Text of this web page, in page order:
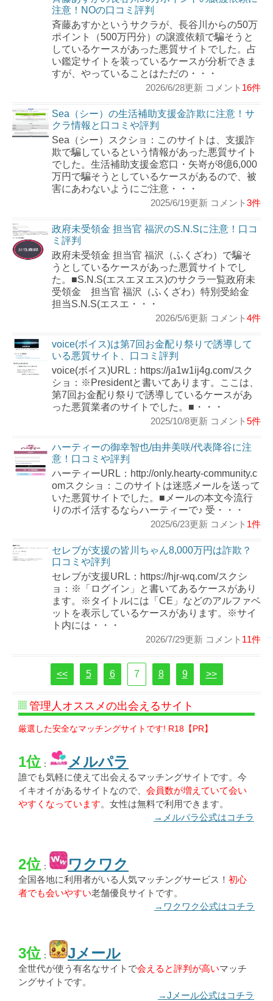
注意！NOの口コミ評判
斉藤あすかというサクラが、長谷川からの50万
ポイント（500万円分）の譲渡依頼で騙そうと
しているケースがあった悪質サイトでした。占
い鑑定サイトを装っているケースが分析できま
すが、やっていることはただの・・・
2026/6/28更新 コメント 16件
Sea（シー）の生活補助支援金詐欺に注意！サ
クラ情報と口コミや評判
Sea（シー）スクショ：このサイトは、支援詐
欺で騙しているという情報があった悪質サイト
でした。生活補助支援金窓口・矢嵜が8億6,000
万円で騙そうとしているケースがあるので、被
害にあわないようにご注意・・・
2025/6/19更新 コメント 3件
政府未受領金 担当官 福沢のS.N.Sに注意！口コ
ミ評判
政府未受領金 担当官 福沢（ふくざわ）で騙そ
うとしているケースがあった悪質サイトでし
た。■S.N.S(エスエヌエス)のサクラ一覧政府未
受領金 担当官 福沢（ふくざわ）特別受給金
担当S.N.S(エスエ・・・
2026/5/6更新 コメント 4件
voice(ボイス)は第7回お金配り祭りで誘導して
いる悪質サイト、口コミ評判
voice(ボイス)URL：https://ja1w1ij4g.com/スク
ショ：※Presidentと書いてあります。ここは、
第7回お金配り祭りで誘導しているケースがあ
った悪質業者のサイトでした。■・・・
2025/10/8更新 コメント 5件
ハーティーの御幸智也/由井美咲/代表降谷に注
意！口コミや評判
ハーティーURL：http://only.hearty-community.c
omスクショ：このサイトは迷惑メールを送って
いた悪質サイトでした。■メールの本文今流行
りのポイ活するならハーティーで♪ 受・・・
2025/6/23更新 コメント 1件
セレブが支援の皆川ちゃん8,000万円は詐欺？
口コミや評判
セレブが支援URL：https://hjr-wq.com/スクシ
ョ：※「ログイン」と書いてあるケースがあり
ます。※タイトルには「CE」などのアルファベ
ットを表示しているケースがあります。※サイ
ト内には・・・
2026/7/29更新 コメント 11件
<< 5 6 7 8 9 >>
管理人オススメの出会えるサイト
厳選した安全なマッチングサイトです! R18【PR】
1位 ： メルパラ
誰でも気軽に使えて出会えるマッチングサイトです。今
イキオイがあるサイトなので、 会員数が増えていて会い
やすくなっています。女性は無料で利用できます。
→メルパラ公式はコチラ
2位 ： ワクワク
全国各地に利用者がいる人気マッチングサービス！ 初心
者でも会いやすい老舗優良サイトです。
→ワクワク公式はコチラ
3位 ： Jメール
全世代が使う有名なサイトで会えると評判が高いマッチ
ングサイトです。
→Jメール公式はコチラ